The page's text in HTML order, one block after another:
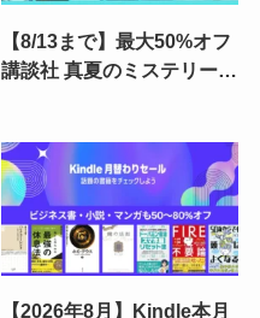
【8/13まで】最大50%オフ
講談社 真夏のミステリーフ
ズ／ハサミ男／罪の声／虚
構推理
【2026年8月】Kindle本月